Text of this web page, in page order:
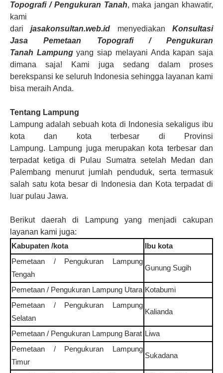
Topografi / Pengukuran Tanah, maka jangan khawatir,
kami
darijasakonsultan.web.id menyediakanKonsultasi
Jasa Pemetaan Topografi / Pengukuran
Tanah Lampungyang siap melayani Anda kapan saja
dimana saja! Kami juga sedang dalam proses
berekspansi ke seluruh Indonesia sehingga layanan kami
bisa meraih Anda.
Tentang Lampung
Lampung adalah sebuah kota di Indonesia sekaligus ibu
kota dan kota terbesar di Provinsi
Lampung.
Lampung juga merupakan kota terbesar dan
terpadat ketiga di Pulau Sumatra setelah Medan dan
Palembang menurut jumlah penduduk, serta termasuk
salah satu kota besar di Indonesia dan Kota terpadat di
luar pulau Jawa.
Berikut daerah di Lampung
yang menjadi cakupan
layanan kami juga:
Kabupaten /kota
Ibu kota
Pemetaan / Pengukuran
Lampung
Tengah
Gunung Sugih
Pemetaan / Pengukuran Lampung Utara Kotabumi
Pemetaan / Pengukuran
Lampung
Selatan
Kalianda
Pemetaan / Pengukuran Lampung Barat Liwa
Pemetaan / Pengukuran
Lampung
Timur
Sukadana